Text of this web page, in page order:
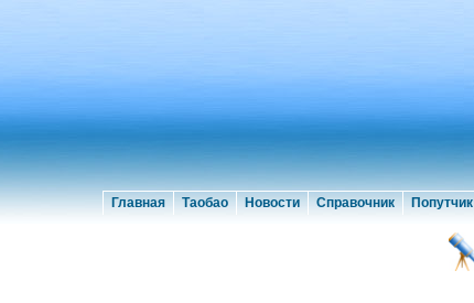
Главная Таобао Новости Справочник Попутчик